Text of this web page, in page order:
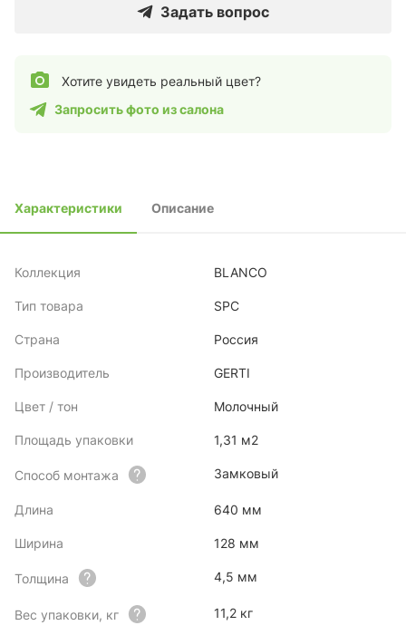
Задать вопрос
Хотите увидеть реальный цвет?
Запросить фото из салона
Характеристики Описание
Коллекция BLANCO
Тип товара SPC
Страна Россия
Производитель GERTI
Цвет / тон Молочный
Площадь упаковки 1,31 м2
Способ монтажа Замковый
Длина 640 мм
Ширина 128 мм
Толщина 4,5 мм
Вес упаковки, кг 11,2 кг